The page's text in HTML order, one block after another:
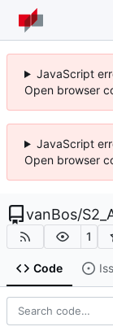
JavaScript
Open browser
JavaScript
Open browser
vanBos/
1
Code